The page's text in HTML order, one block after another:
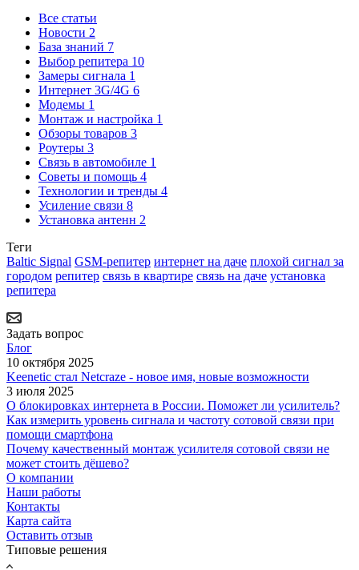
Все статьи
Новости 2
База знаний 7
Выбор репитера 10
Замеры сигнала 1
Интернет 3G/4G 6
Модемы 1
Монтаж и настройка 1
Обзоры товаров 3
Роутеры 3
Связь в автомобиле 1
Советы и помощь 4
Технологии и тренды 4
Усиление связи 8
Установка антенн 2
Теги
Baltic Signal GSM-репитер интернет на даче плохой сигнал за
городом репитер связь в квартире связь на даче установка
репитера
Задать вопрос
Блог
10 октября 2025
Keenetic стал Netcraze - новое имя, новые возможности
3 июля 2025
О блокировках интернета в России. Поможет ли усилитель?
Как измерить уровень сигнала и частоту сотовой связи при
помощи смартфона
Почему качественный монтаж усилителя сотовой связи не
может стоить дёшево?
О компании
Наши работы
Контакты
Карта сайта
Оставить отзыв
Типовые решения